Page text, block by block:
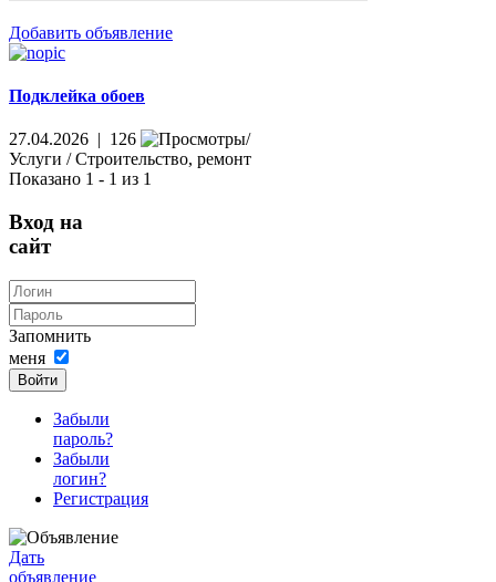
Добавить объявление
Подклейка обоев
27.04.2026 | 126
Услуги / Строительство, ремонт
Показано 1 - 1 из 1
Вход на
сайт
Запомнить
меня
Войти
Забыли
пароль?
Забыли
логин?
Регистрация
Дать
объявление